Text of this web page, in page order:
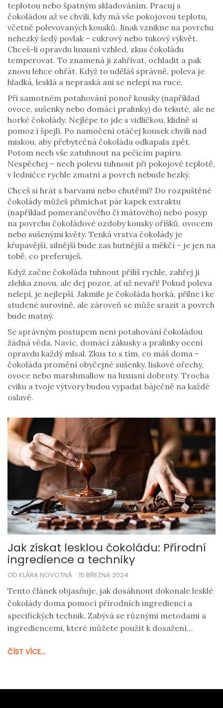
teplotou nebo špatným skladováním. Pracuj s
čokoládou až ve chvíli, kdy má vše pokojovou teplotu,
včetně polevovaných kousků. Jinak vznikne na povrchu
nehezký šedý povlak – cukrový nebo tukový výkvět.
Chceš-li opravdu luxusní vzhled, zkus čokoládu
temperovat. To znamená ji zahřívat, ochladit a pak
znovu lehce ohřát. Když to uděláš správně, poleva je
hladká, lesklá a nepraská ani se nelepí na ruce.
Při samotném potahování ponoř kousky (například
ovoce, sušenky nebo domácí pralinky) do tekuté, ale ne
horké čokolády. Nejlépe to jde s vidličkou, klidně si
pomoz i špejlí. Po namočení otáčej kousek chvíli nad
miskou, aby přebytečná čokoláda odkapala zpět.
Potom nech vše zatuhnout na pečicím papíru.
Nespěchej – nech polevu tuhnout při pokojové teplotě,
v ledničce rychle zmatní a povrch nebude hezký.
Chceš si hrát s barvami nebo chutěmi? Do rozpuštěné
čokolády můžeš přimíchat pár kapek extraktu
(například pomerančového či mátového) nebo posyp
na povrchu čokoládové ozdoby kousky oříšků, ovocem
nebo sušenými květy. Tenká vrstva čokolády je
křupavější, silnější bude zas hutnější a měkčí – je jen na
tobě, co preferuješ.
Když začne čokoláda tuhnout příliš rychle, zahřej ji
zlehka znovu, ale dej pozor, ať už nevaří! Pokud poleva
nelepí, je nejlepší. Jakmile je čokoláda horká, přilne i ke
studené surovině, ale zároveň se může srazit a povrch
bude matný.
Se správným postupem není potahování čokoládou
žádná věda. Navíc, domácí zákusky a pralinky ocení
opravdu každý mlsal. Zkus to s tím, co máš doma –
čokoláda promění obyčejné sušenky, lískové ořechy,
ovoce nebo marshmallow na luxusní dobroty. Trocha
cviku a tvoje výtvory budou vypadat báječně na každé
oslavě.
Jak získat lesklou čokoládu: Přírodní
ingredience a techniky
OD KLÁRA NOVOTNÁ 15 BŘEZNA 2024
Tento článek objasňuje, jak dosáhnout dokonale lesklé
čokolády doma pomocí přírodních ingrediencí a
specifických technik. Zabývá se různými metodami a
ingrediencemi, které můžete použít k dosažení
pracovních postupů a tipů od odborníků. Přinášíme
přídavných látek.
ČÍST VÍCE...